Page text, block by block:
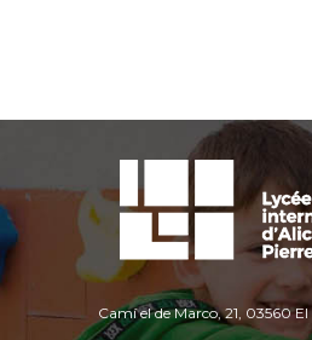
Camí el de Marco, 21, 03560